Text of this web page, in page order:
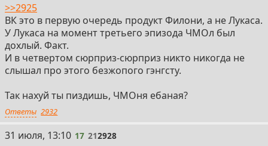
>>2925
ВК это в первую очередь продукт Филони, а не Лукаса.
У Лукаса на момент третьего эпизода ЧМОл был
дохлый. Факт.
И в четвертом сюрприз-сюрприз никто никогда не
слышал про этого безжопого гэнгсту.
Так нахуй ты пиздишь, ЧМОня ебаная?
Ответы 2932
17
31 июля, 13:10 17 212928